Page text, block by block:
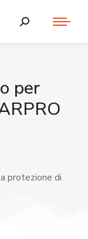
per
protezione di